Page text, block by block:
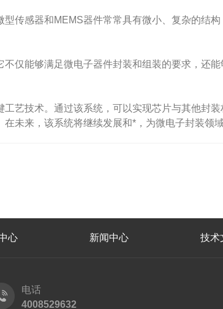
感器和MEMS器件常常具有微小、复杂的结
能够满足微电子器件封装和组装的要求，还
技术。通过该系统，可以实现芯片与其他封装
未来，该系统将继续发展和*，为微电子封装领
心 新闻中心 技术
电话
4008529632